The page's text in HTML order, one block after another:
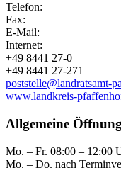
Telefon:
Fax:
E-Mail:
Internet:
+49 8441 27-0
+49 8441 27-271
poststelle@landratsamt-
www.landkreis-
Allgemeine
Mo. – Fr. 08:00 – 12:00
Mo. – Do. nach